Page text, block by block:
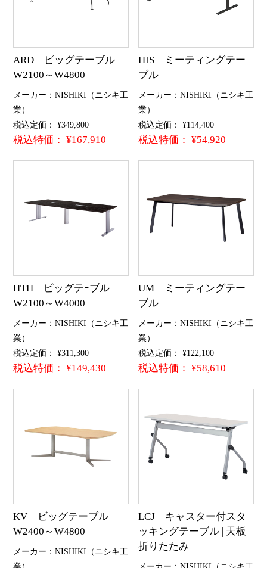
ARD ビッグテーブル
W2100～W4800
メーカー：NISHIKI（ニシキ工
業）
税込定価： ¥349,800
税込特価： ¥167,910
HIS ミーティングテー
ブル
メーカー：NISHIKI（ニシキ工
業）
税込定価： ¥114,400
税込特価： ¥54,920
HTH ビッグテｰブル
W2100～W4000
メーカー：NISHIKI（ニシキ工
業）
税込定価： ¥311,300
税込特価： ¥149,430
UM ミーティングテー
ブル
メーカー：NISHIKI（ニシキ工
業）
税込定価： ¥122,100
税込特価： ¥58,610
KV ビッグテーブル
W2400～W4800
メーカー：NISHIKI（ニシキ工
LCJ キャスター付スタ
ッキングテーブル | 天板
折りたたみ